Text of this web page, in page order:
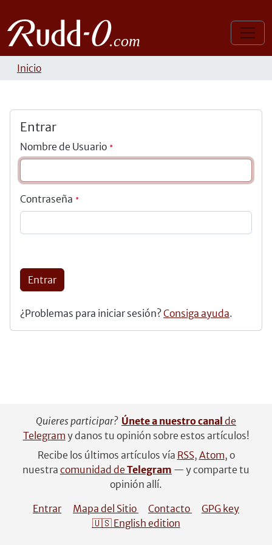
Inicio
Entrar
Nombre de Usuario
Contraseña
Entrar
¿Problemas para iniciar sesión?Consiga ayuda.
Quieres participar? Únete a nuestro canal de
Telegram y danos tu opinión sobre estos artículos!
Recibe los últimos artículos vía RSS, Atom, o
nuestra comunidad de Telegram — y comparte tu
opinión allí.
Entrar
Mapa del Sitio Contacto
GPG key
🇺🇸 English edition